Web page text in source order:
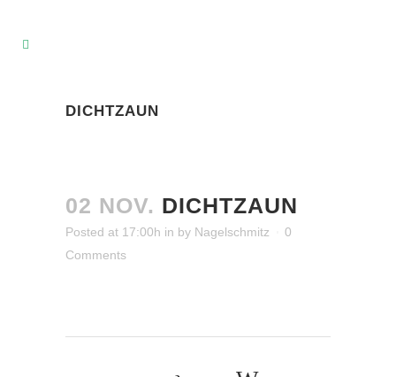
DICHTZAUN
02 NOV. DICHTZAUN
Posted at 17:00h in by Nagelschmitz
0
Comments